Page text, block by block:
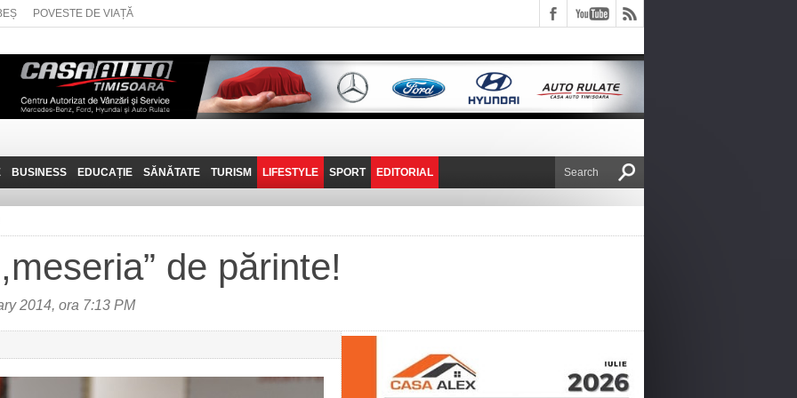
POVESTE DE VIAȚĂ
BUSINESS
JOB-URI
TEHNIT
EDUCAȚIE SĂNĂTATE TURISM
PRIN MUNȚII
FANTASTICUL BANAT
LIFESTYLE
POVESTE DE VIAȚĂ
SPORT EDITORIAL
DE VICTOR NAFIRU
de părinte!
2014, ora 7:13 PM